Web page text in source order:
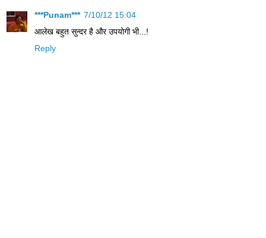
***Punam*** 7/10/12 15:04
आलेख बहुत सुन्दर है और उपयोगी भी...!
Reply